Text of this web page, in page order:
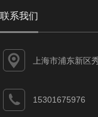
联系我们
上海市浦东新区
15301675976